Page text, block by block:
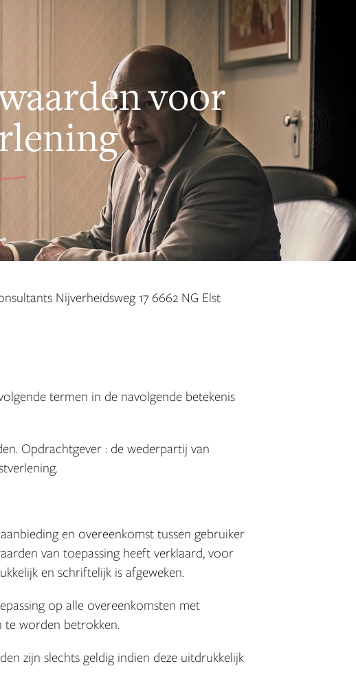
voor
Nijverheidsweg 17 6662 NG Elst
termen in de navolgende betekenis
Opdrachtgever : de wederpartij van
en overeenkomst tussen gebruiker
van toepassing heeft verklaard, voor
en schriftelijk is afgeweken.
op alle overeenkomsten met
te worden betrokken.
zijn slechts geldig indien deze uitdrukkelijk